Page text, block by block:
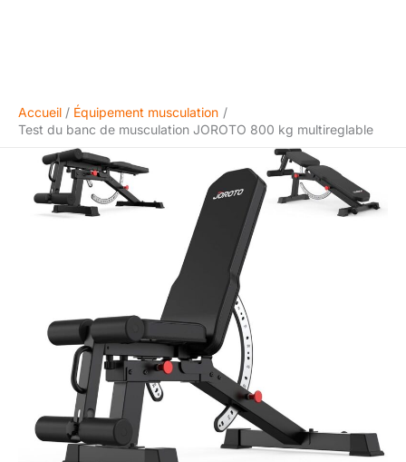
Accueil
Équipement musculation
Test du banc de musculation JOROTO 800 kg multireglable